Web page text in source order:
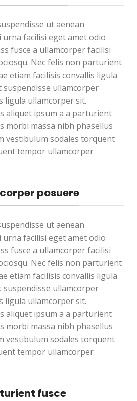
ut aenean
urna facilisi eget amet odio
fusce a ullamcorper facilisi
Nec felis non parturient
etiam facilisis convallis ligula
ullamcorper
ligula ullamcorper sit.
aliquet ipsum a a parturient
morbi massa nibh phasellus
vestibulum sodales torquent
tempor ullamcorper
posuere
ut aenean
urna facilisi eget amet odio
fusce a ullamcorper facilisi
Nec felis non parturient
etiam facilisis convallis ligula
ullamcorper
ligula ullamcorper sit.
aliquet ipsum a a parturient
morbi massa nibh phasellus
vestibulum sodales torquent
tempor ullamcorper
fusce